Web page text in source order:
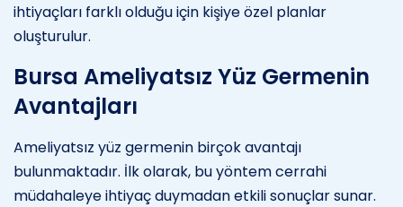
ihtiyaçları farklı olduğu için kişiye özel planlar
oluşturulur.
Bursa Ameliyatsız Yüz Germenin
Avantajları
Ameliyatsız yüz germenin birçok avantajı
bulunmaktadır. İlk olarak, bu yöntem cerrahi
müdahaleye ihtiyaç duymadan etkili sonuçlar sunar.